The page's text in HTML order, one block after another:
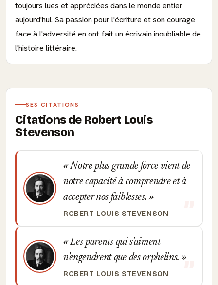
toujours lues et appréciées dans le monde entier
aujourd'hui. Sa passion pour l'écriture et son courage
face à l'adversité en ont fait un écrivain inoubliable de
l'histoire littéraire.
SES CITATIONS
Citations de Robert Louis
Stevenson
Notre plus grande force vient de
notre capacité à comprendre et à
accepter nos faiblesses.
ROBERT LOUIS STEVENSON
Les parents qui s'aiment
n'engendrent que des orphelins.
ROBERT LOUIS STEVENSON